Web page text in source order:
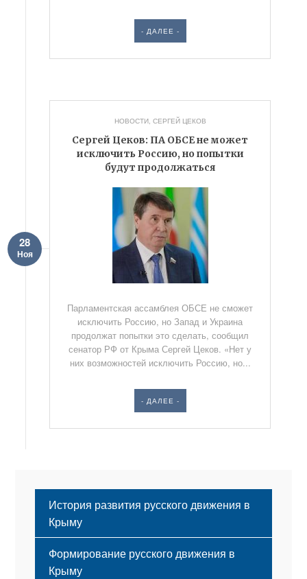
- ДАЛЕЕ -
НОВОСТИ, СЕРГЕЙ ЦЕКОВ
Сергей Цеков: ПА ОБСЕ не может
исключить Россию, но попытки
будут продолжаться
28
Ноя
Парламентская ассамблея ОБСЕ не сможет
исключить Россию, но Запад и Украина
продолжат попытки это сделать, сообщил
сенатор РФ от Крыма Сергей Цеков. «Нет у
них возможностей исключить Россию, но...
- ДАЛЕЕ -
История развития русского движения в
Крыму
Формирование русского движения в
Крыму